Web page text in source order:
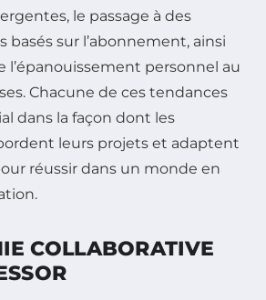
le passage à des
basés sur l’abonnement, ainsi
l’épanouissement personnel au
Chacune de ces tendances
dans la façon dont les
leurs projets et adaptent
réussir dans un monde en
COLLABORATIVE